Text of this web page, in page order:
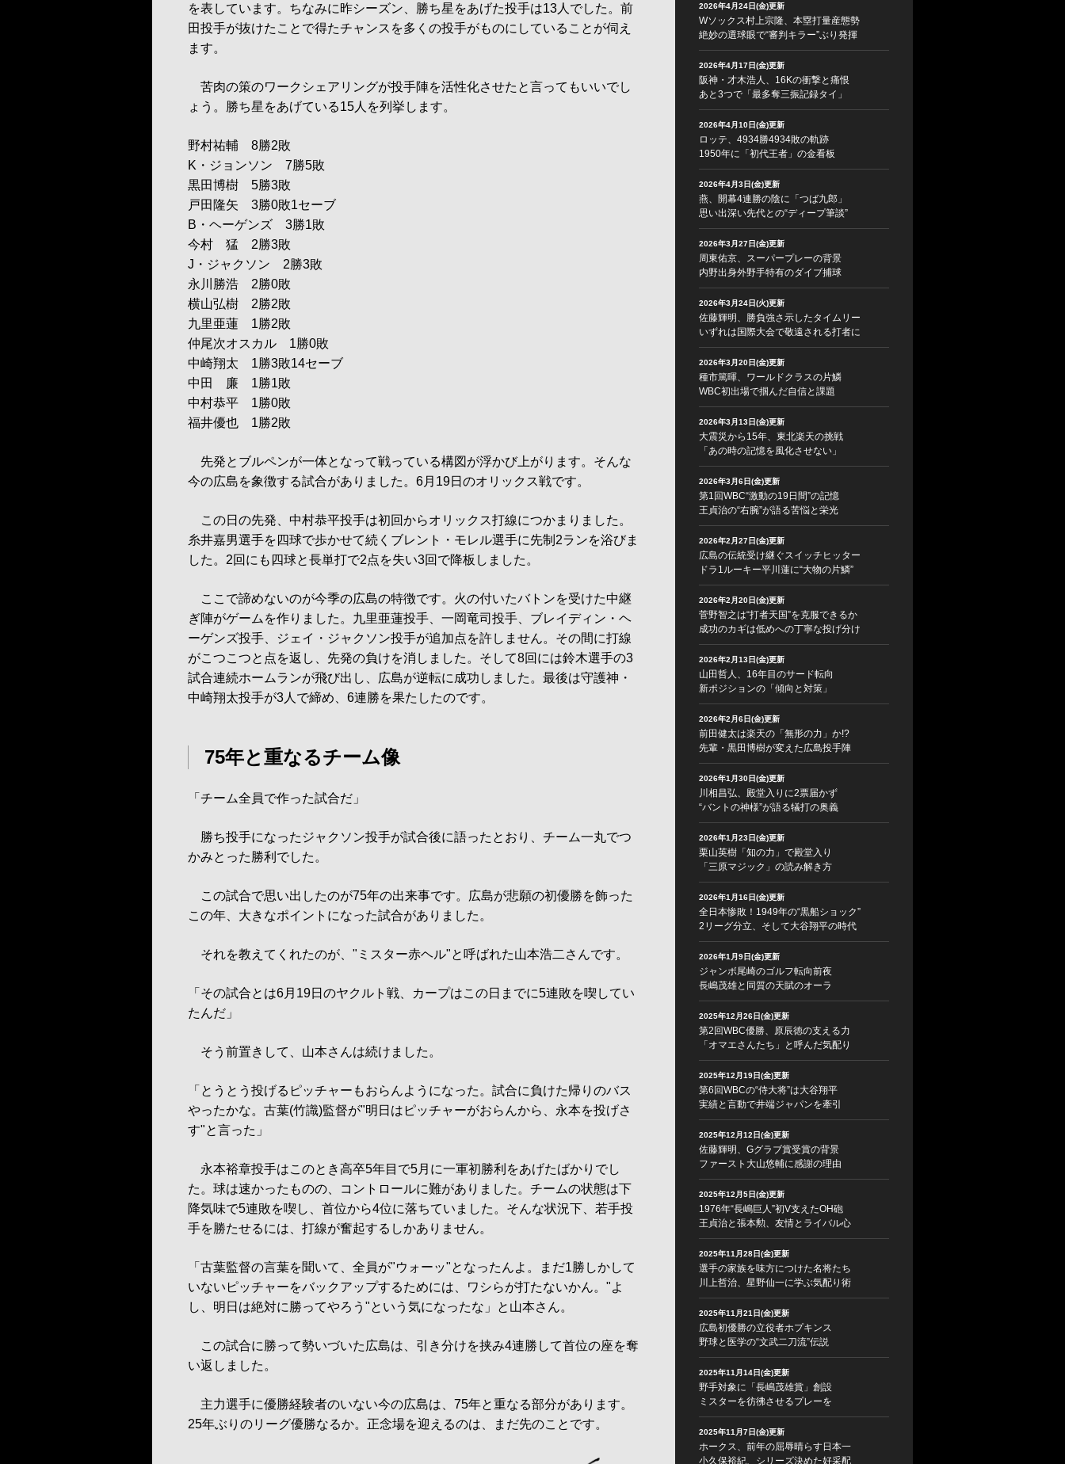
を表しています。ちなみに昨シーズン、勝ち星をあげた投手は13人でした。前
田投手が抜けたことで得たチャンスを多くの投手がものにしていることが伺え
ます。
苦肉の策のワークシェアリングが投手陣を活性化させたと言ってもいいでし
ょう。勝ち星をあげている15人を列挙します。
野村祐輔 8勝2敗
K・ジョンソン 7勝5敗
黒田博樹 5勝3敗
戸田隆矢 3勝0敗1セーブ
B・ヘーゲンズ 3勝1敗
今村 猛 2勝3敗
J・ジャクソン 2勝3敗
永川勝浩 2勝0敗
横山弘樹 2勝2敗
九里亜蓮 1勝2敗
仲尾次オスカル 1勝0敗
中崎翔太 1勝3敗14セーブ
中田 廉 1勝1敗
中村恭平 1勝0敗
福井優也 1勝2敗
先発とブルペンが一体となって戦っている構図が浮かび上がります。そんな
今の広島を象徴する試合がありました。6月19日のオリックス戦です。
この日の先発、中村恭平投手は初回からオリックス打線につかまりました。
糸井嘉男選手を四球で歩かせて続くブレント・モレル選手に先制2ランを浴びま
した。2回にも四球と長単打で2点を失い3回で降板しました。
ここで諦めないのが今季の広島の特徴です。火の付いたバトンを受けた中継
ぎ陣がゲームを作りました。九里亜蓮投手、一岡竜司投手、ブレイディン・ヘ
ーゲンズ投手、ジェイ・ジャクソン投手が追加点を許しません。その間に打線
がこつこつと点を返し、先発の負けを消しました。そして8回には鈴木選手の3
試合連続ホームランが飛び出し、広島が逆転に成功しました。最後は守護神・
中崎翔太投手が3人で締め、6連勝を果たしたのです。
75年と重なるチーム像
「チーム全員で作った試合だ」
勝ち投手になったジャクソン投手が試合後に語ったとおり、チーム一丸でつ
かみとった勝利でした。
この試合で思い出したのが75年の出来事です。広島が悲願の初優勝を飾った
この年、大きなポイントになった試合がありました。
それを教えてくれたのが、"ミスター赤ヘル"と呼ばれた山本浩二さんです。
「その試合とは6月19日のヤクルト戦、カープはこの日までに5連敗を喫してい
たんだ」
そう前置きして、山本さんは続けました。
「とうとう投げるピッチャーもおらんようになった。試合に負けた帰りのバス
やったかな。古葉(竹識)監督が"明日はピッチャーがおらんから、永本を投げさ
す"と言った」
永本裕章投手はこのとき高卒5年目で5月に一軍初勝利をあげたばかりでし
た。球は速かったものの、コントロールに難がありました。チームの状態は下
降気味で5連敗を喫し、首位から4位に落ちていました。そんな状況下、若手投
手を勝たせるには、打線が奮起するしかありません。
「古葉監督の言葉を聞いて、全員が"ウォーッ"となったんよ。まだ1勝しかして
いないピッチャーをバックアップするためには、ワシらが打たないかん。"よ
し、明日は絶対に勝ってやろう"という気になったな」と山本さん。
この試合に勝って勢いづいた広島は、引き分けを挟み4連勝して首位の座を奪
い返しました。
主力選手に優勝経験者のいない今の広島は、75年と重なる部分があります。
25年ぶりのリーグ優勝なるか。正念場を迎えるのは、まだ先のことです。
2026年4月24日(金)更新
Wソックス村上宗隆、本塁打量産態勢
絶妙の選球眼で“審判キラー”ぶり発揮
2026年4月17日(金)更新
阪神・才木浩人、16Kの衝撃と痛恨
あと3つで「最多奪三振記録タイ」
2026年4月10日(金)更新
ロッテ、4934勝4934敗の軌跡
1950年に「初代王者」の金看板
2026年4月3日(金)更新
燕、開幕4連勝の陰に「つば九郎」
思い出深い先代との“ディープ筆談”
2026年3月27日(金)更新
周東佑京、スーパープレーの背景
内野出身外野手特有のダイブ捕球
2026年3月24日(火)更新
佐藤輝明、勝負強さ示したタイムリー
いずれは国際大会で敬遠される打者に
2026年3月20日(金)更新
種市篤暉、ワールドクラスの片鱗
WBC初出場で掴んだ自信と課題
2026年3月13日(金)更新
大震災から15年、東北楽天の挑戦
「あの時の記憶を風化させない」
2026年3月6日(金)更新
第1回WBC“激動の19日間”の記憶
王貞治の“右腕”が語る苦悩と栄光
2026年2月27日(金)更新
広島の伝統受け継ぐスイッチヒッター
ドラ1ルーキー平川蓮に“大物の片鱗”
2026年2月20日(金)更新
菅野智之は“打者天国”を克服できるか
成功のカギは低めへの丁寧な投げ分け
2026年2月13日(金)更新
山田哲人、16年目のサード転向
新ポジションの「傾向と対策」
2026年2月6日(金)更新
前田健太は楽天の「無形の力」か!?
先輩・黒田博樹が変えた広島投手陣
2026年1月30日(金)更新
川相昌弘、殿堂入りに2票届かず
“バントの神様”が語る犠打の奥義
2026年1月23日(金)更新
栗山英樹「知の力」で殿堂入り
「三原マジック」の読み解き方
2026年1月16日(金)更新
全日本惨敗！1949年の“黒船ショック”
2リーグ分立、そして大谷翔平の時代
2026年1月9日(金)更新
ジャンボ尾崎のゴルフ転向前夜
長嶋茂雄と同質の天賦のオーラ
2025年12月26日(金)更新
第2回WBC優勝、原辰徳の支える力
「オマエさんたち」と呼んだ気配り
2025年12月19日(金)更新
第6回WBCの“侍大将”は大谷翔平
実績と言動で井端ジャパンを牽引
2025年12月12日(金)更新
佐藤輝明、Gグラブ賞受賞の背景
ファースト大山悠輔に感謝の理由
2025年12月5日(金)更新
1976年“長嶋巨人”初V支えたOH砲
王貞治と張本勲、友情とライバル心
2025年11月28日(金)更新
選手の家族を味方につけた名将たち
川上哲治、星野仙一に学ぶ気配り術
2025年11月21日(金)更新
広島初優勝の立役者ホプキンス
野球と医学の“文武二刀流”伝説
2025年11月14日(金)更新
野手対象に「長嶋茂雄賞」創設
ミスターを彷彿させるプレーを
2025年11月7日(金)更新
ホークス、前年の屈辱晴らす日本一
小久保裕紀、シリーズ決めた好采配